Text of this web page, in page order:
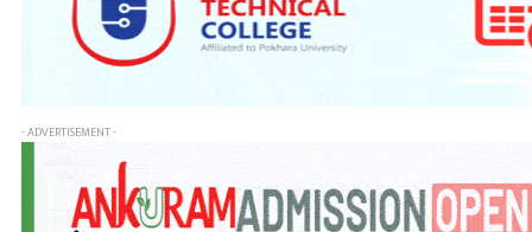
- ADVERTISEMENT -